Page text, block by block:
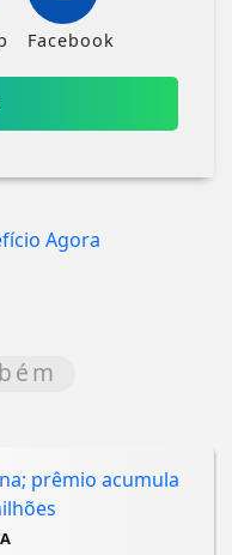
Facebook